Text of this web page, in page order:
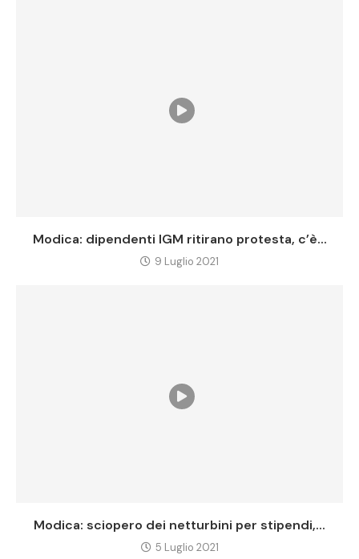
Modica: dipendenti IGM ritirano protesta, c’è...
9 Luglio 2021
Modica: sciopero dei netturbini per stipendi,...
5 Luglio 2021